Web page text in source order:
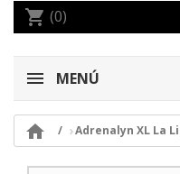
shopping_cart (0)
MENÚ
 Adrenalyn XL La